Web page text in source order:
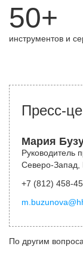
50+
инструментов и
Пресс-
Мария
Руководитель
Северо-Запад,
+7 (812) 458-
По другим